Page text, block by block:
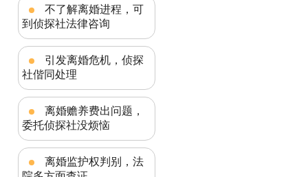
不了解离婚进程，可
到侦探社法律咨询
引发离婚危机，侦探
社偕同处理
离婚赡养费出问题，
委托侦探社没烦恼
离婚监护权判别，法